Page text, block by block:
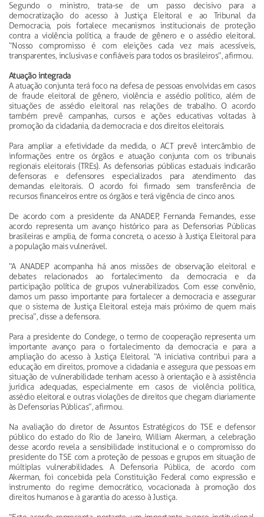
Segundo o ministro, trata-se de um passo decisivo para a
democratização do acesso à Justiça Eleitoral e ao Tribunal da
Democracia, pois fortalece mecanismos institucionais de proteção
contra a violência política, a fraude de gênero e o assédio eleitoral.
“Nosso compromisso é com eleições cada vez mais acessíveis,
transparentes, inclusivas e confiáveis para todos os brasileiros”, afirmou.
Atuação integrada
A atuação conjunta terá foco na defesa de pessoas envolvidas em casos
de fraude eleitoral de gênero, violência e assédio político, além de
situações de assédio eleitoral nas relações de trabalho. O acordo
também prevê campanhas, cursos e ações educativas voltadas à
promoção da cidadania, da democracia e dos direitos eleitorais.
Para ampliar a efetividade da medida, o ACT prevê intercâmbio de
informações entre os órgãos e atuação conjunta com os tribunais
regionais eleitorais (TREs). As defensorias públicas estaduais indicarão
defensoras e defensores especializados para atendimento das
demandas eleitorais. O acordo foi firmado sem transferência de
recursos financeiros entre os órgãos e terá vigência de cinco anos.
De acordo com a presidente da ANADEP, Fernanda Fernandes, esse
acordo representa um avanço histórico para as Defensorias Públicas
brasileiras e amplia, de forma concreta, o acesso à Justiça Eleitoral para
a população mais vulnerável.
“A ANADEP acompanha há anos missões de observação eleitoral e
debates relacionados ao fortalecimento da democracia e da
participação política de grupos vulnerabilizados. Com esse convênio,
damos um passo importante para fortalecer a democracia e assegurar
que o sistema de Justiça Eleitoral esteja mais próximo de quem mais
precisa”, disse a defensora.
Para a presidente do Condege, o termo de cooperação representa um
importante avanço para o fortalecimento da democracia e para a
ampliação do acesso à Justiça Eleitoral. “A iniciativa contribui para a
educação em direitos, promove a cidadania e assegura que pessoas em
situação de vulnerabilidade tenham acesso à orientação e à assistência
jurídica adequadas, especialmente em casos de violência política,
assédio eleitoral e outras violações de direitos que chegam diariamente
às Defensorias Públicas”, afirmou.
Na avaliação do diretor de Assuntos Estratégicos do TSE e defensor
público do estado do Rio de Janeiro, William Akerman, a celebração
desse acordo revela a sensibilidade institucional e o compromisso do
presidente do TSE com a proteção de pessoas e grupos em situação de
múltiplas vulnerabilidades. A Defensoria Pública, de acordo com
Akerman, foi concebida pela Constituição Federal como expressão e
instrumento do regime democrático, vocacionada à promoção dos
direitos humanos e à garantia do acesso à Justiça.